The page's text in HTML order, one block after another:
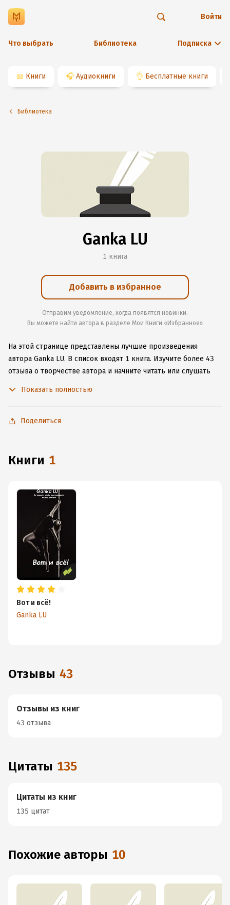
Что выбрать Библиотека Подписка
Войти
📖 Книги 🎧 Аудиокниги 👌 Бесплатные книги
Библиотека
Ganka LU
1 книга
Добавить в избранное
Отправим уведомление, когда появятся новинки.
Вы можете найти автора в разделе Мои Книги «Избранное»
На этой странице представлены лучшие произведения
автора Ganka LU. В список входят 1 книга. Изучите более 43
отзыва о творчестве автора и начните читать или слушать
подключения к интернету.
Показать полностью
Поделиться
книги 1
Вот и всё!
Ganka LU
Отзывы 43
Отзывы из книг
43 отзыва
Цитаты 135
Цитаты из книг
135 цитат
Похожие авторы 10